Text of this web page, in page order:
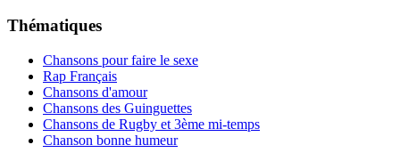
Thématiques
Chansons pour faire le sexe
Rap Français
Chansons d'amour
Chansons des Guinguettes
Chansons de Rugby et 3ème mi-temps
Chanson bonne humeur